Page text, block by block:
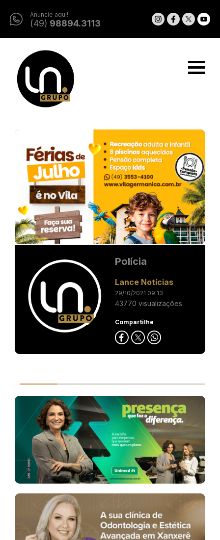
Anuncie aqui!
(49) 98894.3113
Polícia
Lance Notícias
29/10/2021 09:13
43770 visualizações
Compartilhe